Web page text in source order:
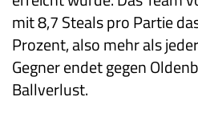
mit 8,7 Steals pro Partie
Prozent, also mehr als
Gegner endet gegen
Ballverlust.